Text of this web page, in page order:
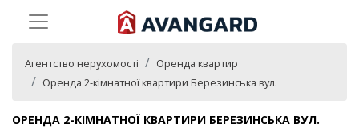
Агентство нерухомості
Оренда квартир
Оренда 2-кімнатної квартири Березинська вул.
ОРЕНДА 2-КІМНАТНОЇ КВАРТИРИ БЕРЕЗИНСЬКА ВУЛ.